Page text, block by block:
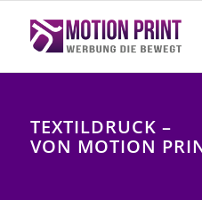
TEXTILDRUCK –
VON MOTION